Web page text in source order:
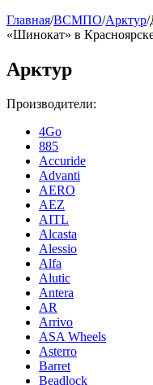
Главная/ВСМПО/Арктур/
«Шинокат» в
Арктур
Производители:
4Go
885
Accuride
Advanti
AERO
AEZ
AITL
Alcasta
Alessio
Alfa
Alutic
Antera
AR
Arrivo
ASA Wheels
Asterro
Barret
Beadlock